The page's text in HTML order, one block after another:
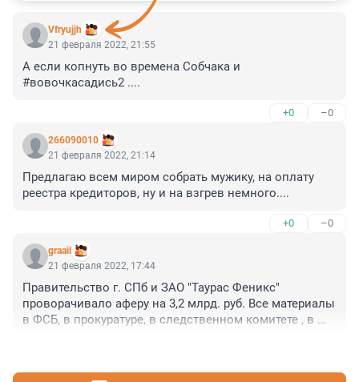
Vfryujjh
21 февраля 2022, 21:55
А если копнуть во времена Собчака и
#вовочкасадись2 ....
+0 –0
266090010
21 февраля 2022, 21:14
Предлагаю всем миром собрать мужику, на оплату
реестра кредиторов, ну и на взгрев немного....
+0 –0
graail
21 февраля 2022, 17:44
Правительство г. СПб и ЗАО "Таурас Феникс"
проворачивало аферу на 3,2 млрд. руб. Все материалы
в ФСБ, в прокуратуре, в следственном комитете , в